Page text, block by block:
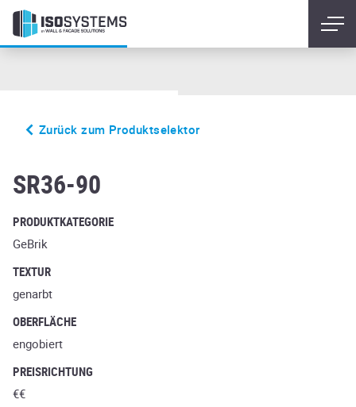
Zurück zum Produktselektor
SR36-90
PRODUKTKATEGORIE
GeBrik
TEXTUR
genarbt
OBERFLÄCHE
engobiert
PREISRICHTUNG
€€